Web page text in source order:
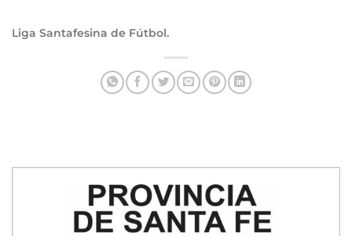
Liga Santafesina de Fútbol.